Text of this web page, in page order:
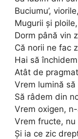
Buciumu’,
Mugurii și
Dorm până vin
Că norii ne fac
Hai să
Atât de
Vrem lumină
Să râdem din
Vrem oxigen,
Vrem fructe,
Și ia ce zic